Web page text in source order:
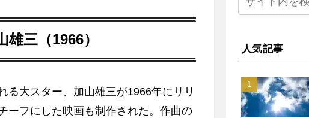
三（1966）
る大スター、加山雄三が1966年にリリ
ーフにした映画も制作された。作曲の
人気記事